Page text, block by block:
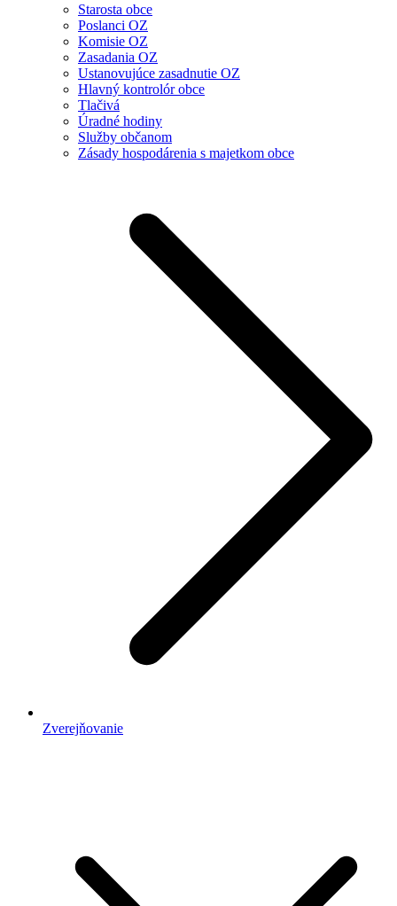
Starosta obce
Poslanci OZ
Komisie OZ
Zasadania OZ
Ustanovujúce zasadnutie OZ
Hlavný kontrolór obce
Tlačivá
Úradné hodiny
Služby občanom
Zásady hospodárenia s majetkom obce
Zverejňovanie